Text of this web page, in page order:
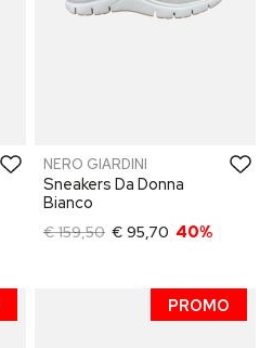
NERO GIARDINI
Sneakers Da Donna
Bianco
€ 159,50 € 95,70 40%
PROMO